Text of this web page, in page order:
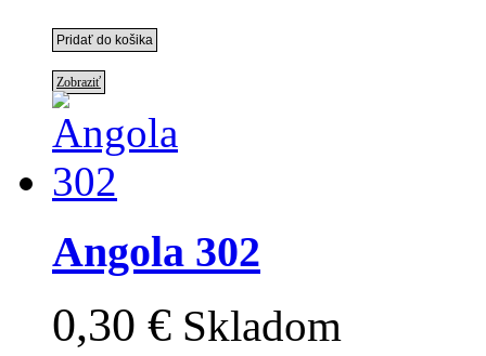
Zobraziť
Angola 302
0,30 € Skladom